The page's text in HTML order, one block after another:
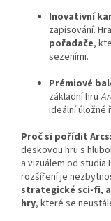
Inovativní
zapisování.
pořadače,
sezeními.
Prémiové
základní hru
ideální úložné
Proč si pořídit
deskovou hru s
a vizuálem od studia
rozšíření je
strategické sci-fi,
hry, které se